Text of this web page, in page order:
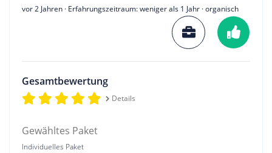
vor 2 Jahren · Erfahrungszeitraum: weniger als 1 Jahr · organisch
Gesamtbewertung
Details
Gewähltes Paket
Individuelles Paket